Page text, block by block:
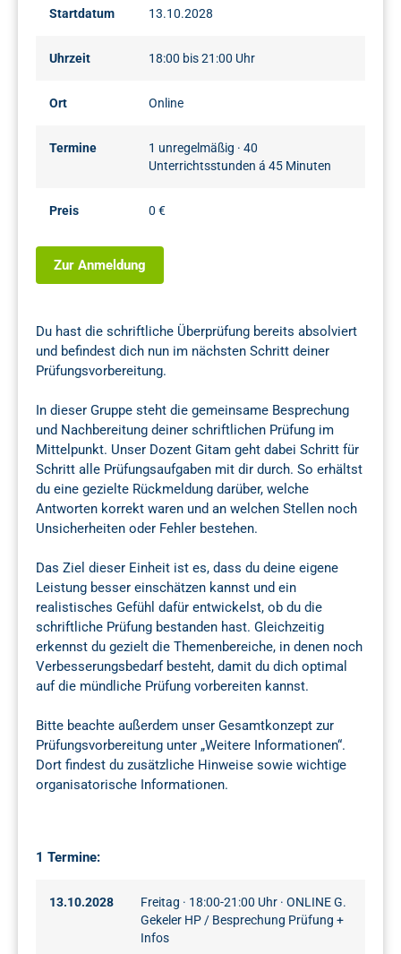
Startdatum 13.10.2028
Uhrzeit 18:00 bis 21:00 Uhr
Ort Online
Termine
1 unregelmäßig · 40
Unterrichtsstunden á 45 Minuten
Preis 0 €
Zur Anmeldung
Du hast die schriftliche Überprüfung bereits absolviert
und befindest dich nun im nächsten Schritt deiner
Prüfungsvorbereitung.
In dieser Gruppe steht die gemeinsame Besprechung
und Nachbereitung deiner schriftlichen Prüfung im
Mittelpunkt. Unser Dozent Gitam geht dabei Schritt für
Schritt alle Prüfungsaufgaben mit dir durch. So erhältst
du eine gezielte Rückmeldung darüber, welche
Antworten korrekt waren und an welchen Stellen noch
Unsicherheiten oder Fehler bestehen.
Das Ziel dieser Einheit ist es, dass du deine eigene
Leistung besser einschätzen kannst und ein
realistisches Gefühl dafür entwickelst, ob du die
schriftliche Prüfung bestanden hast. Gleichzeitig
erkennst du gezielt die Themenbereiche, in denen noch
Verbesserungsbedarf besteht, damit du dich optimal
auf die mündliche Prüfung vorbereiten kannst.
Bitte beachte außerdem unser Gesamtkonzept zur
Prüfungsvorbereitung unter „Weitere Informationen“.
Dort findest du zusätzliche Hinweise sowie wichtige
organisatorische Informationen.
1 Termine:
13.10.2028
Freitag · 18:00-21:00 Uhr · ONLINE G.
Gekeler HP / Besprechung Prüfung +
Infos